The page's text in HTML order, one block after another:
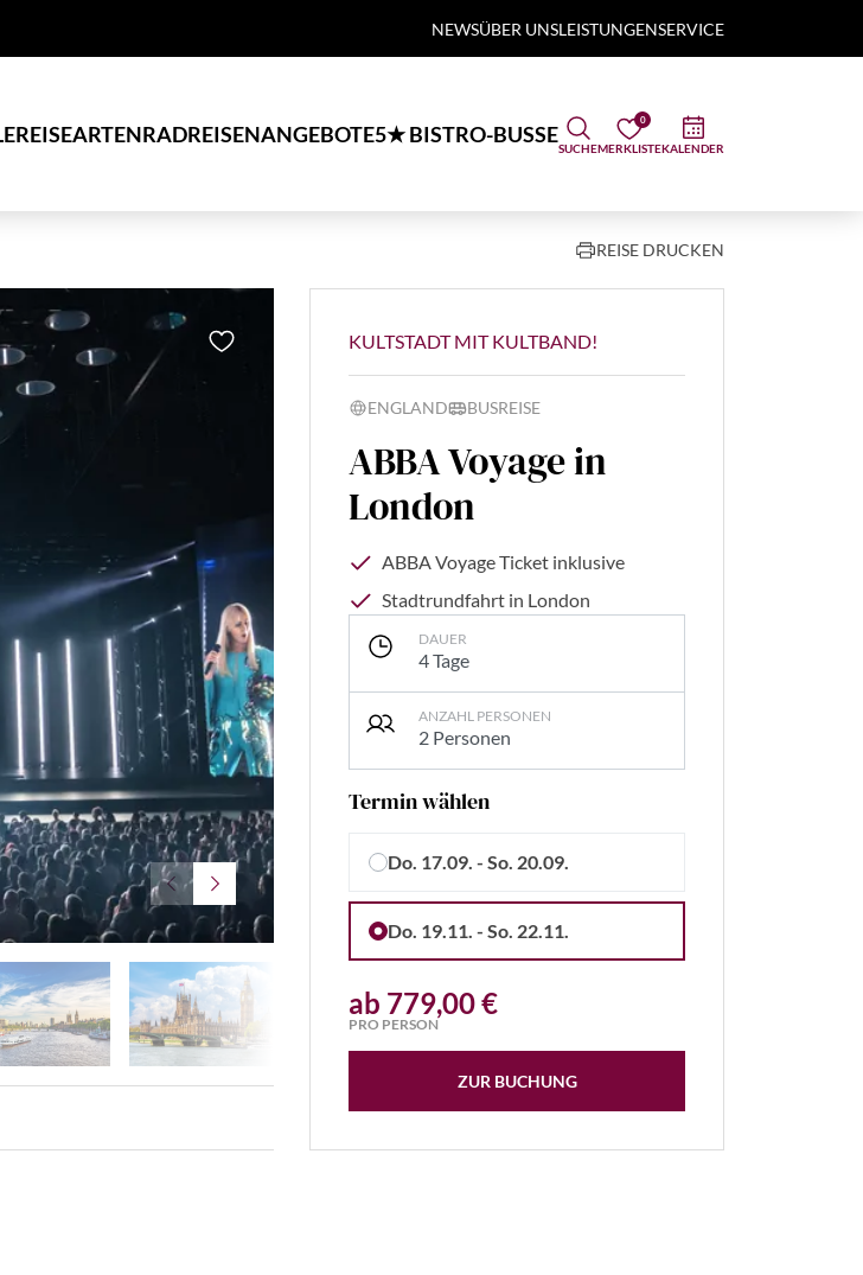
NEWSÜBER UNSLEISTUNGENSERVICE
REISEARTENRADREISENANGEBOTE5★ BISTRO-BUSSE
SUCHE
0
MERKLISTEKALENDER
REISE DRUCKEN
@AbbaVoyage
KULTSTADT MIT KULTBAND!
ENGLAND BUSREISE
ABBA Voyage in
London
ABBA Voyage Ticket inklusive
Stadtrundfahrt in London
DAUER
4 Tage
ANZAHL PERSONEN
2 Personen
Termin wählen
Do. 17.09. - So. 20.09.
Do. 19.11. - So. 22.11.
ab 779,00 €
PRO PERSON
ZUR BUCHUNG